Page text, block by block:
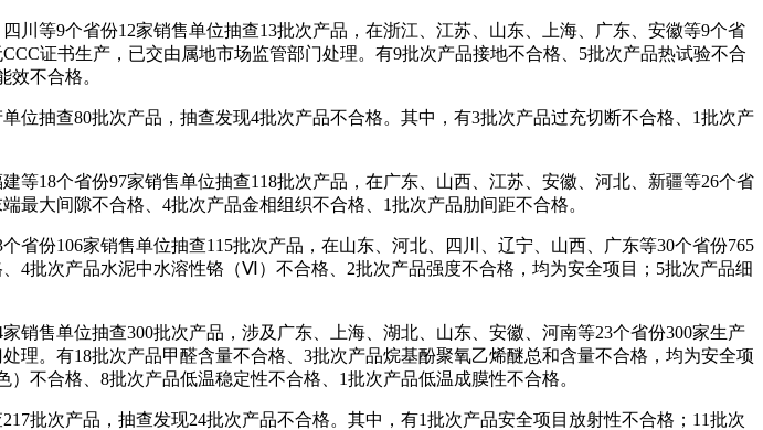
等9个省份12家销售单位抽查13批次产品，在浙江、江苏、山东、上海、广东、安徽等9个省
证书生产，已交由属地市场监管部门处理。有9批次产品接地不合格、5批次产品热试验不合
不合格。
抽查80批次产品，抽查发现4批次产品不合格。其中，有3批次产品过充切断不合格、1批次产
18个省份97家销售单位抽查118批次产品，在广东、山西、江苏、安徽、河北、新疆等26个省
最大间隙不合格、4批次产品金相组织不合格、1批次产品肋间距不合格。
份106家销售单位抽查115批次产品，在山东、河北、四川、辽宁、山西、广东等30个省份765
4批次产品水泥中水溶性铬（Ⅵ）不合格、2批次产品强度不合格，均为安全项目；5批次产品细
售单位抽查300批次产品，涉及广东、上海、湖北、山东、安徽、河南等23个省份300家生产
。有18批次产品甲醛含量不合格、3批次产品烷基酚聚氧乙烯醚总和含量不合格，均为安全项
不合格、8批次产品低温稳定性不合格、1批次产品低温成膜性不合格。
次产品，抽查发现24批次产品不合格。其中，有1批次产品安全项目放射性不合格；11批次